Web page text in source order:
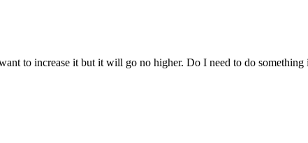
to increase it but it will go no higher. Do I need to do